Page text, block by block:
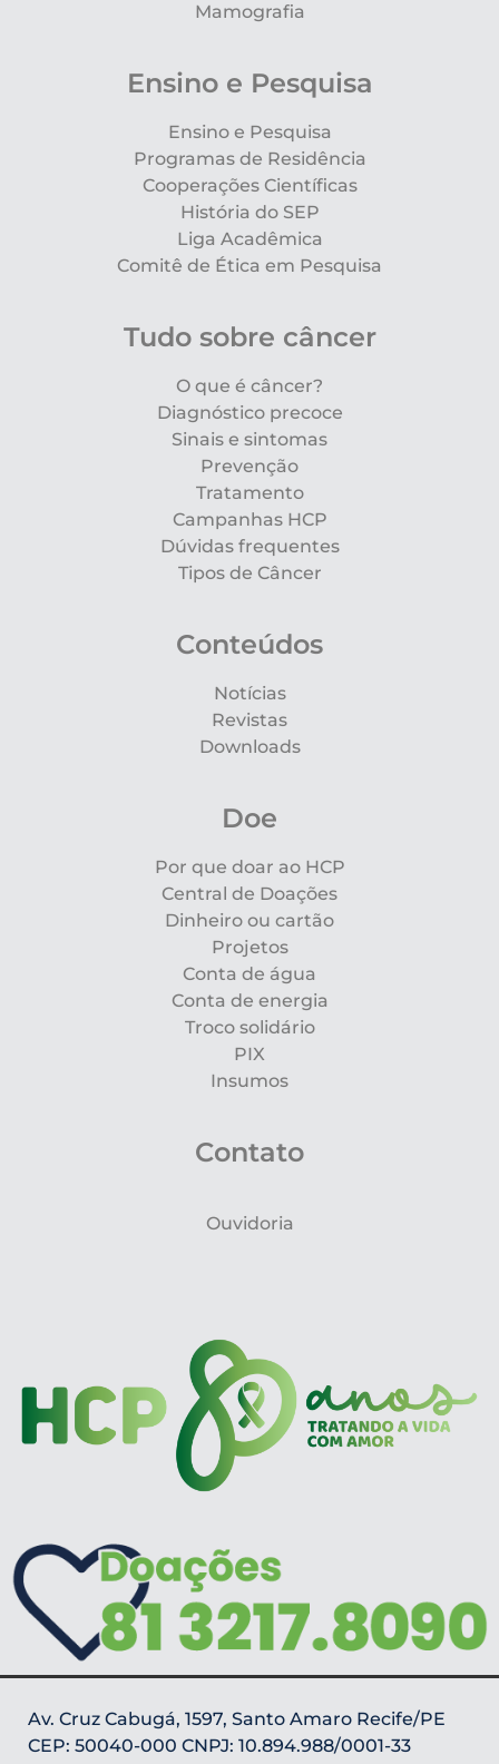
Mamografia
Ensino e Pesquisa
Ensino e Pesquisa
Programas de Residência
Cooperações Científicas
História do SEP
Liga Acadêmica
Comitê de Ética em Pesquisa
Tudo sobre câncer
O que é câncer?
Diagnóstico precoce
Sinais e sintomas
Prevenção
Tratamento
Campanhas HCP
Dúvidas frequentes
Tipos de Câncer
Conteúdos
Notícias
Revistas
Downloads
Doe
Por que doar ao HCP
Central de Doações
Dinheiro ou cartão
Projetos
Conta de água
Conta de energia
Troco solidário
PIX
Insumos
Contato
Ouvidoria
Av. Cruz Cabugá, 1597, Santo Amaro Recife/PE
CEP: 50040-000 CNPJ: 10.894.988/0001-33